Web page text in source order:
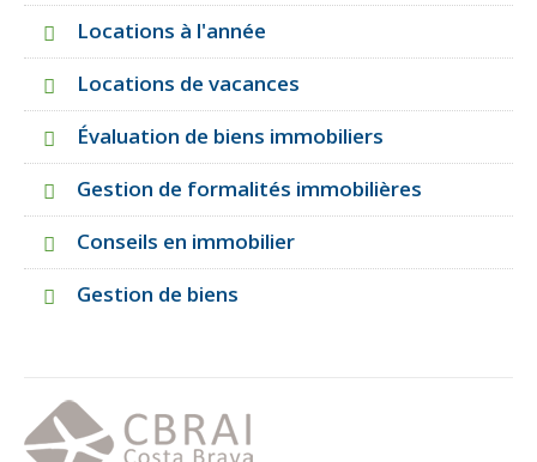
Locations à l'année
Locations de vacances
Évaluation de biens immobiliers
Gestion de formalités immobilières
Conseils en immobilier
Gestion de biens